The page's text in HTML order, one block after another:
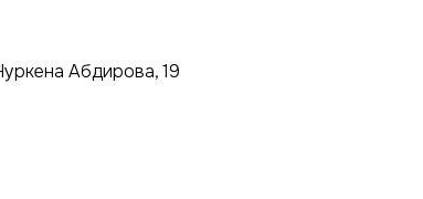
Абдирова, 19